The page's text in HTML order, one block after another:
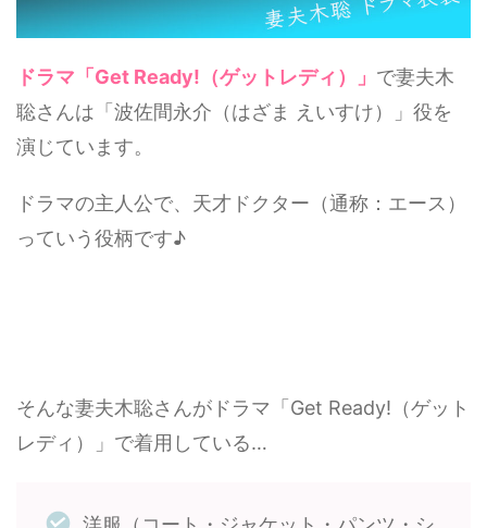
ドラマ「Get Ready!（ゲットレディ）」 で妻夫木
聡さんは「波佐間永介（はざま えいすけ）」役を
演じています。
ドラマの主人公で、天才ドクター（通称：エース）
っていう役柄です♪
そんな妻夫木聡さんがドラマ「Get Ready!（ゲット
レディ）」で着用している…